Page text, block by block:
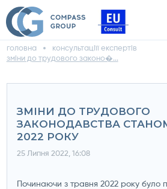
головна
консультаціїї експертів
зміни до трудового законо�...
ЗМІНИ ДО ТРУДОВОГО
ЗАКОНОДАВСТВА
2022 РОКУ
25 Липня 2022, 16:08
Починаючи з травня 2022 року було